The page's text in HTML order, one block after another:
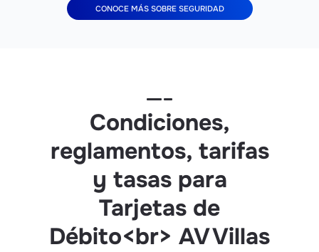
CONOCE MÁS SOBRE SEGURIDAD
Condiciones,
reglamentos, tarifas
y tasas para
Tarjetas de
Débito<br> AV Villas